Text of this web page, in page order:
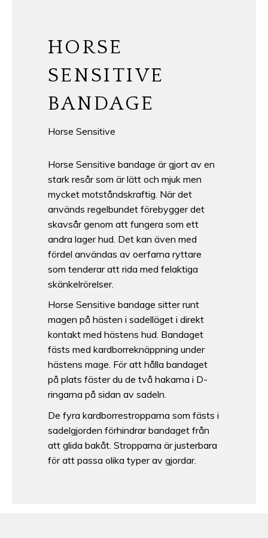
HORSE
SENSITIVE
BANDAGE
​Horse Sensitive
Horse Sensitive bandage är gjort av en
stark resår som är lätt och mjuk men
mycket motståndskraftig. När det
används regelbundet förebygger det
skavsår genom att fungera som ett
andra lager hud. Det kan även med
fördel användas av oerfarna ryttare
som tenderar att rida med felaktiga
skänkelrörelser.
Horse Sensitive bandage sitter runt
magen på hästen i sadelläget i direkt
kontakt med hästens hud. Bandaget
fästs med kardborreknäppning under
hästens mage. För att hålla bandaget
på plats fäster du de två hakarna i D-
ringarna på sidan av sadeln.
De fyra kardborrestropparna som fästs i
sadelgjorden förhindrar bandaget från
att glida bakåt. Stropparna är justerbara
för att passa olika typer av gjordar.